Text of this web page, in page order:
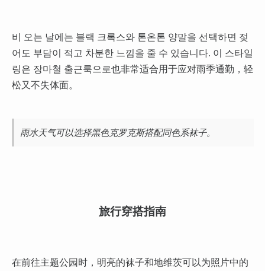
비 오는 날에는 블랙 크록스와 톤온톤 양말을 선택하면 젖
어도 부담이 적고 차분한 느낌을 줄 수 있습니다. 이 스타일
링은 장마철 출근룩으로也非常适合用于应对雨季通勤，轻
松又不失体面。
雨水天气可以选择黑色克罗克斯搭配同色系袜子。
旅行穿搭指南
在前往主题公园时，明亮的袜子和地维茨可以为照片中的